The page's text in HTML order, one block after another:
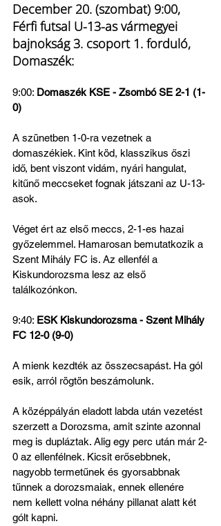
December 20. (szombat) 9:00,
Férfi futsal U-13-as vármegyei
bajnokság 3. csoport 1. forduló,
Domaszék:
9:00: Domaszék KSE - Zsombó SE 2-1 (1-
0)
A szünetben 1-0-ra vezetnek a
domaszékiek. Kint köd, klasszikus őszi
idő, bent viszont vidám, nyári hangulat,
kitűnő meccseket fognak játszani az U-13-
asok.
Véget ért az első meccs, 2-1-es hazai
győzelemmel. Hamarosan bemutatkozik a
Szent Mihály FC is. Az ellenfél a
Kiskundorozsma lesz az első
találkozónkon.
9:40: ESK Kiskundorozsma - Szent Mihály
FC 12-0 (9-0)
A mienk kezdték az összecsapást. Ha gól
esik, arról rögtön beszámolunk.
A középpályán eladott labda után vezetést
szerzett a Dorozsma, amit szinte azonnal
meg is dupláztak. Alig egy perc után már 2-
0 az ellenfélnek. Kicsit erősebbnek,
nagyobb termetűnek és gyorsabbnak
tűnnek a dorozsmaiak, ennek ellenére
nem kellett volna néhány pillanat alatt két
gólt kapni.